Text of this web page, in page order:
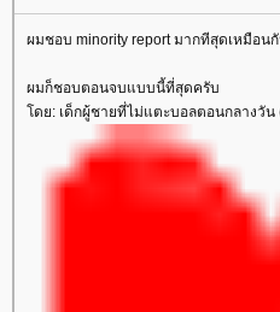
ผมชอบ minority report มากทีสุดเหมือน
ผมก็ชอบตอนจบแบบนี้ที่สุดครับ
ดย: เด็กผู้ชายที่ไม่แตะบอลตอนกลางวัน